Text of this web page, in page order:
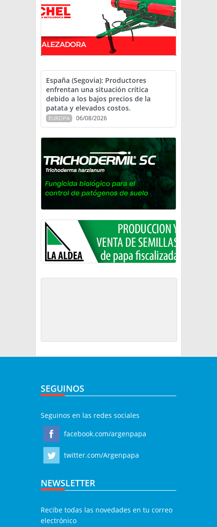
España (Segovia): Productores
enfrentan una situación crítica
debido a los bajos precios de la
patata y elevados costos.
EUROPA 06/08/2026
SEGUINOS
Seguinos en las redes sociales
facebook.com/argenpapa
twitter.com/Argenpapa
NEWSLETTER
Recibe todas las novedades en tu correo
electrónico